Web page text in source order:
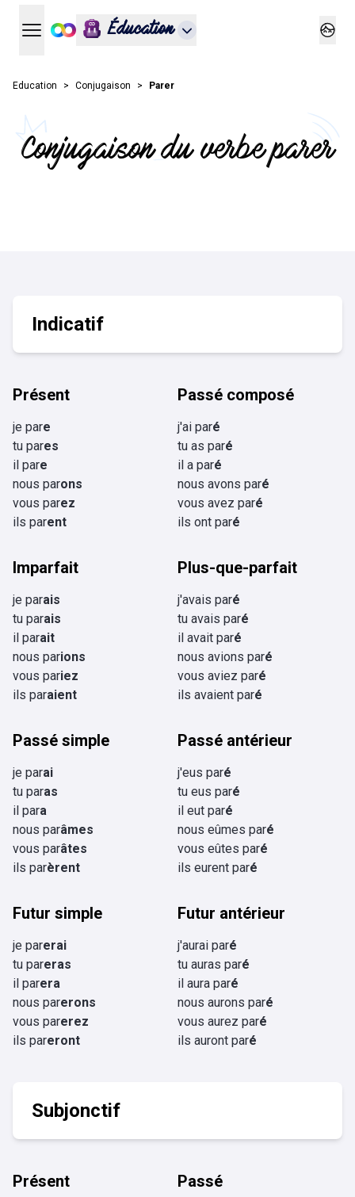
Ouvrir le menu principal
Éducation
Education Conjugaison Parer
Conjugaison du verbe parer
Indicatif
Présent
je pare
tu pares
il pare
nous parons
vous parez
ils parent
Passé composé
j'ai paré
tu as paré
il a paré
nous avons paré
vous avez paré
ils ont paré
Imparfait
je parais
tu parais
il parait
nous parions
vous pariez
ils paraient
Plus-que-parfait
j'avais paré
tu avais paré
il avait paré
nous avions paré
vous aviez paré
ils avaient paré
Passé simple
je parai
tu paras
il para
nous parâmes
vous parâtes
ils parèrent
Passé antérieur
j'eus paré
tu eus paré
il eut paré
nous eûmes paré
vous eûtes paré
ils eurent paré
Futur simple
je parerai
tu pareras
il parera
nous parerons
vous parerez
ils pareront
Futur antérieur
j'aurai paré
tu auras paré
il aura paré
nous aurons paré
vous aurez paré
ils auront paré
Subjonctif
Présent Passé